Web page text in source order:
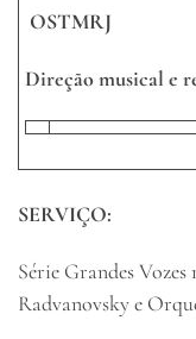
OSTMRJ
Direção musical e
SERVIÇO:
Série Grandes
Radvanovsky e